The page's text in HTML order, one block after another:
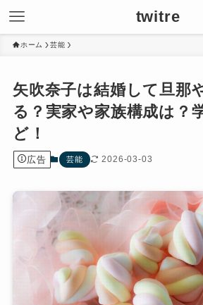
twitre
ホーム 芸能
矢吹奈子は結婚して旦那
る？実家や家族構成は？
ど！
広告 芸能 2026-03-03